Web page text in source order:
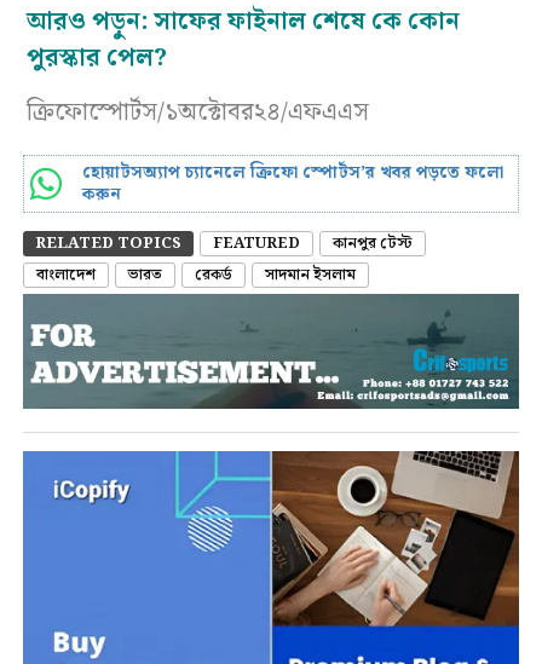
আরও পড়ুন:সাফের ফাইনাল শেষে কে কোন
পুরস্কার পেল?
ক্রিফোস্পোর্টস/১অক্টোবর২৪/এফএএস
হোয়াটসঅ্যাপ চ্যানেলে ক্রিফো স্পোর্টস’র খবর পড়তে ফলো
করুন
RELATED TOPICS FEATURED
কানপুর টেস্ট
বাংলাদেশ
ভারত রেকর্ড সাদমান ইসলাম